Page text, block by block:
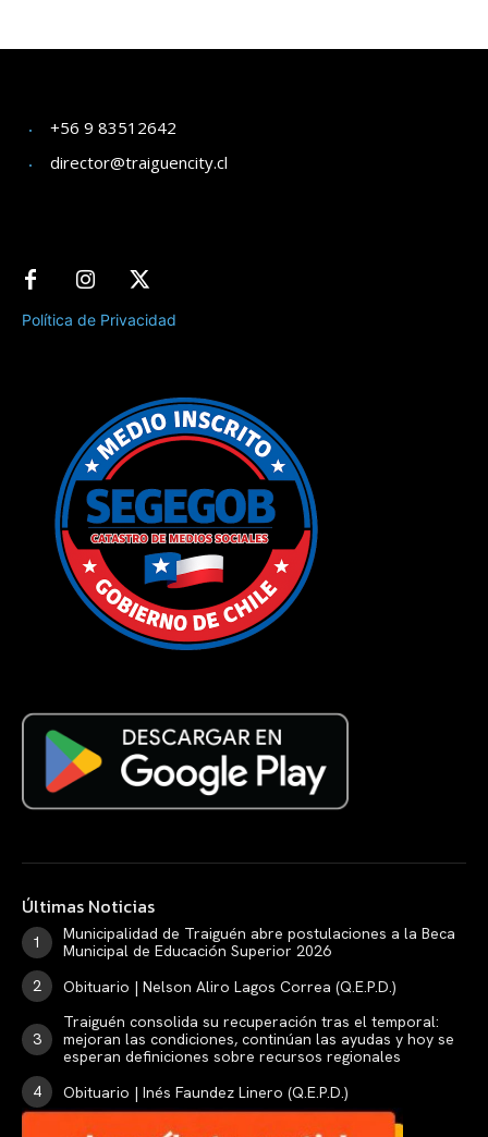
+56 9 83512642
director@traiguencity.cl
Política de Privacidad
Últimas Noticias
Municipalidad de Traiguén abre postulaciones a la Beca
Municipal de Educación Superior 2026
Obituario | Nelson Aliro Lagos Correa (Q.E.P.D.)
Traiguén consolida su recuperación tras el temporal:
mejoran las condiciones, continúan las ayudas y hoy se
esperan definiciones sobre recursos regionales
Obituario | Inés Faundez Linero (Q.E.P.D.)